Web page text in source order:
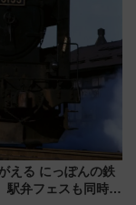
える にっぽんの鉄
駅弁フェスも同時開